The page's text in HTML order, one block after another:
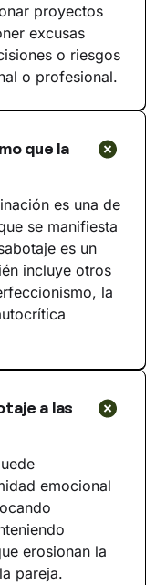
proyectos
excusas
o riesgos
o profesional.
que la
es una de
se manifiesta
es un
incluye otros
la
a las
emocional
erosionan la
pareja.